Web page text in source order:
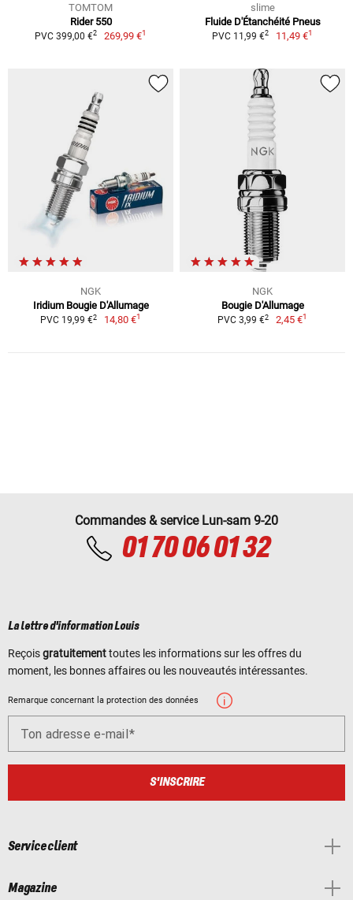
TOMTOM
Rider 550
PVC 399,00 €2 269,99 €1
slime
Fluide D'Étanchéité Pneus
PVC 11,99 €2 11,49 €1
NGK
Iridium Bougie D'Allumage
PVC 19,99 €2 14,80 €1
NGK
Bougie D'Allumage
PVC 3,99 €2 2,45 €1
Commandes & service Lun-sam 9-20
01 70 06 01 32
La lettre d'information Louis
Reçoisgratuitementtoutes les informations sur les offres du
moment, les bonnes affaires ou les nouveautés intéressantes.
Remarque concernant la protection des données
Ton adresse e-mail
S'INSCRIRE
Service client
Magazine